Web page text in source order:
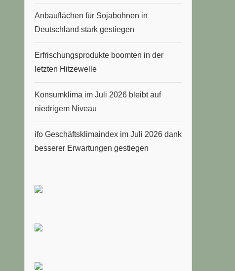
Anbauflächen für Sojabohnen in
Deutschland stark gestiegen
Erfrischungsprodukte boomten in der
letzten Hitzewelle
Konsumklima im Juli 2026 bleibt auf
niedrigem Niveau
ifo Geschäftsklimaindex im Juli 2026 dank
besserer Erwartungen gestiegen